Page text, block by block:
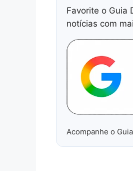
Favorite o Guia
notícias com
Acompanhe o